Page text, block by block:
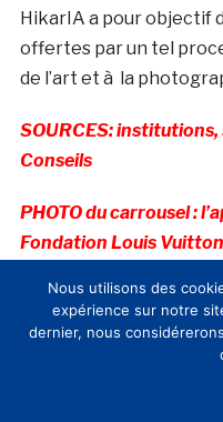
HikarIA a pour objectif
offertes par un tel
de l’art et à la
SOURCES:
Conseils
PHOTO du carrousel :
Fondation Louis
Date de première
Ask Mona,
Vuitton, musée de
Nous utilisons des
expérience sur notre
dernier, nous